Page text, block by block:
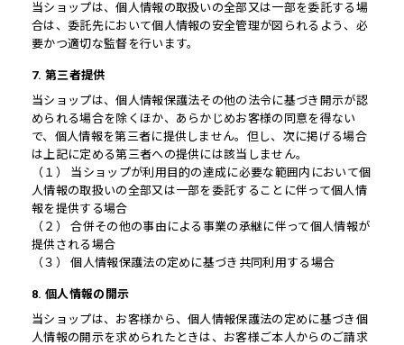
当ショップは、個人情報の取扱いの全部又は一部を委託する場
合は、委託先において個人情報の安全管理が図られるよう、必
要かつ適切な監督を行います。
7. 第三者提供
当ショップは、個人情報保護法その他の法令に基づき開示が認
められる場合を除くほか、あらかじめお客様の同意を得ない
で、個人情報を第三者に提供しません。但し、次に掲げる場合
は上記に定める第三者への提供には該当しません。
（１） 当ショップが利用目的の達成に必要な範囲内において個
人情報の取扱いの全部又は一部を委託することに伴って個人情
報を提供する場合
（２） 合併その他の事由による事業の承継に伴って個人情報が
提供される場合
（３） 個人情報保護法の定めに基づき共同利用する場合
8. 個人情報の開示
当ショップは、お客様から、個人情報保護法の定めに基づき個
人情報の開示を求められたときは、お客様ご本人からのご請求